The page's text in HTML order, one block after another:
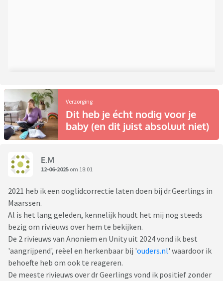
Verzorging
Dit heb je écht nodig voor je
baby (en dit juist absoluut niet)
E.M
12-06-2025 om 18:01
2021 heb ik een ooglidcorrectie laten doen bij dr.Geerlings in
Maarssen.
Al is het lang geleden, kennelijk houdt het mij nog steeds
bezig om rivieuws over hem te bekijken.
De 2 rivieuws van Anoniem en Unity uit 2024 vond ik best
'aangrijpend', reëel en herkenbaar bij 'ouders.nl' waardoor ik
behoefte heb om ook te reageren.
De meeste rivieuws over dr Geerlings vond ik positief zonder